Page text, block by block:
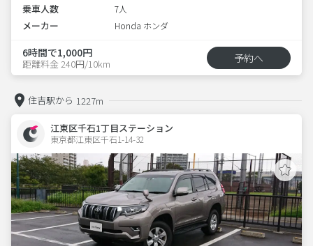
乗車人数 7人
メーカー Honda ホンダ
6時間で1,000円
距離料金 240円/10km 予約へ
住吉駅から 1227m
江東区千石1丁目ステーション
東京都江東区千石1-14-32